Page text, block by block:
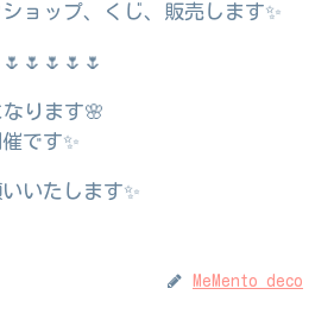
ョップ、くじ、販売します✨️
ります🌸
です✨️
いたします✨️
MeMento deco